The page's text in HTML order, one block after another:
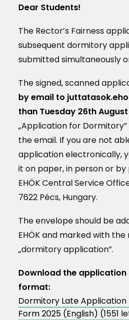
Dear Students!
The Rector’s Fairness
subsequent dormitory
submitted simultaneously
The signed, scanned
by email to
than Tuesday 26th
„Application for
the email. If you are not
application electronically,
it on paper, in person or by
EHÖK Central Service
7622 Pécs, Hungary.
The envelope should be
EHÖK and marked with
„dormitory application”.
Download the application
format:
Dormitory Late Application
Form 2025 (English) (1551